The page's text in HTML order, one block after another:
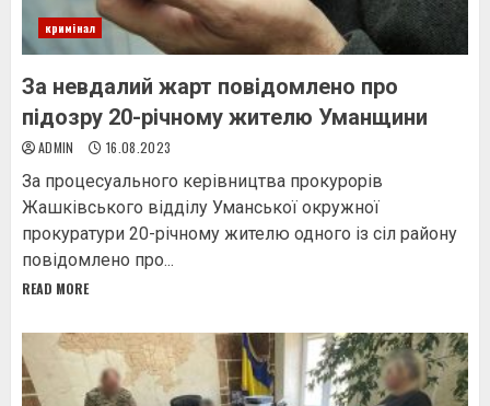
кримінал
За невдалий жарт повідомлено про
підозру 20-річному жителю Уманщини
ADMIN 16.08.2023
За процесуального керівництва прокурорів
Жашківського відділу Уманської окружної
прокуратури 20-річному жителю одного із сіл району
повідомлено про...
READ MORE